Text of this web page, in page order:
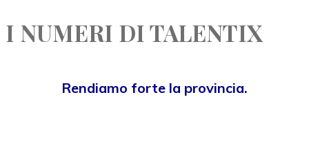
I NUMERI DI TALENTIX
Rendiamo forte la provincia.